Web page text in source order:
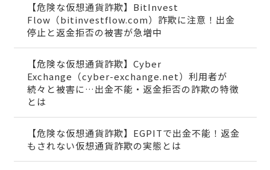
【危険な仮想通貨詐欺】BitInvest
Flow（bitinvestflow.com）詐欺に注意！出金
停止と返金拒否の被害が急増中
【危険な仮想通貨詐欺】Cyber
Exchange（cyber-exchange.net）利用者が
続々と被害に…出金不能・返金拒否の詐欺の特徴
とは
【危険な仮想通貨詐欺】EGPITで出金不能！返金
もされない仮想通貨詐欺の実態とは